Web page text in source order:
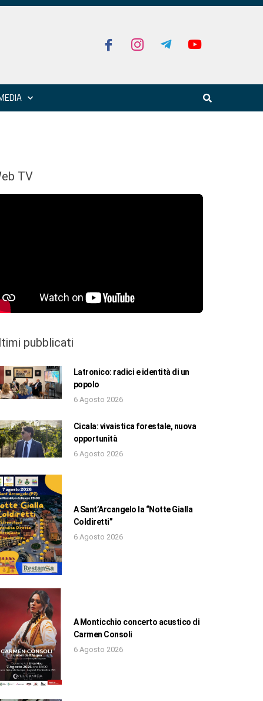
TV
pubblicati
Latronico: radici e identità di un
popolo
6 Agosto 2026
Cicala: vivaistica forestale, nuova
opportunità
6 Agosto 2026
A Sant’Arcangelo la “Notte Gialla
Coldiretti”
6 Agosto 2026
A Monticchio concerto acustico di
Carmen Consoli
6 Agosto 2026